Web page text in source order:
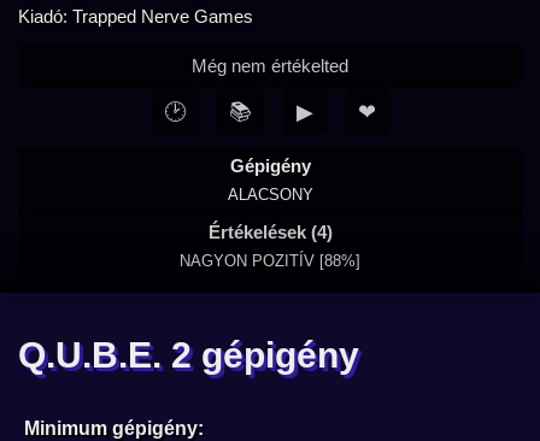
Kiadó: Trapped Nerve Games
Gépigény
ALACSONY
Értékelések (4)
NAGYON POZITÍV [88%]
Még nem értékelted
🕑 📚 ▶ ❤
Q.U.B.E. 2 gépigény
Minimum gépigény: